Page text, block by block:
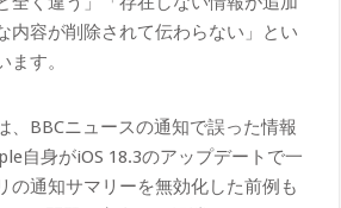
内容が削除されて伝わらない」とい
ます。
、BBCニュースの通知で誤った情報
自身がiOS 18.3のアップデートで一
の通知サマリーを無効化した前例も